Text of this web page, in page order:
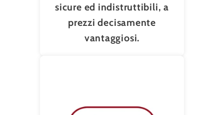
sicure ed indistruttibili, a
prezzi decisamente
vantaggiosi.